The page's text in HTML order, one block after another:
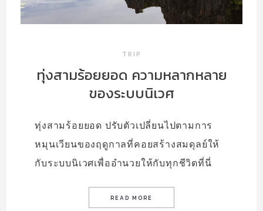
TRIP
ทุ่งสามร้อยยอด ความหลากหลาย
ของระบบนิเวศ
ทุ่งสามร้อยยอด ปรับตัวเปลี่ยนไปตามการ
หมุนเวียนของฤดูกาลที่คอยสร้างสมดุลย์ให้
กับระบบนิเวศเพื่ออำนวยให้กับทุกชีวิตที่นี่